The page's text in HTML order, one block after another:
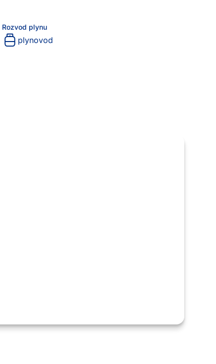
Rozvod plynu
plynovod
musíte nejprve povolit